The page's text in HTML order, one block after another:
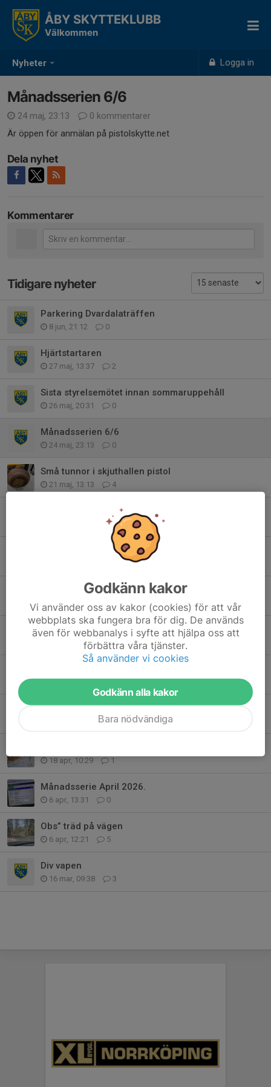
Nyheter Logga in
ÅBY SKYTTEKLUBB
Välkommen
Månadsserien 6/6
24 maj, 23:13
0 kommentarer
Är öppen för anmälan på pistolskytte.net
Dela nyhet
Kommentarer
Tidigare nyheter
Parkering Dvardalaträffen
8 jun, 21:12 0
Hjärtstartaren
27 maj, 13:37 2
Sista styrelsemötet innan sommaruppehåll
26 maj, 20:31 0
Månadsserien 6/6
24 maj, 23:13 0
Små tunnor i skjuthallen pistol
21 maj, 13:13 4
4
Dvardalaträffen 2026
10 maj, 17:49
Nycklar upphittad i kasun.
22 apr, 19:47 0
21 apr, 22:13 0
Aktivitetstagg.
0
18 apr, 10:29 1
Månadsserie April 2026.
6 apr, 13:31 0
Obs” träd på vägen
6 apr, 12:21 5
Div vapen
16 mar, 09:38 3
Godkänn kakor
Vi använder oss av kakor (cookies) för att vår
webbplats ska fungera bra för dig. De används
även för webbanalys i syfte att hjälpa oss att
förbättra våra tjänster.
Så använder vi cookies
Godkänn alla kakor
Bara nödvändiga